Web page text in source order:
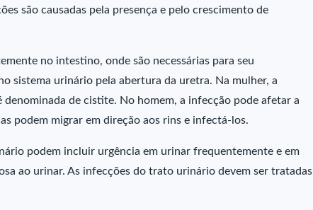
são causadas pela presença e pelo crescimento de
no intestino, onde são necessárias para seu
sistema urinário pela abertura da uretra. Na mulher, a
denominada de cistite. No homem, a infecção pode afetar a
podem migrar em direção aos rins e infectá-los.
podem incluir urgência em urinar frequentemente e em
ao urinar. As infecções do trato urinário devem ser tratadas